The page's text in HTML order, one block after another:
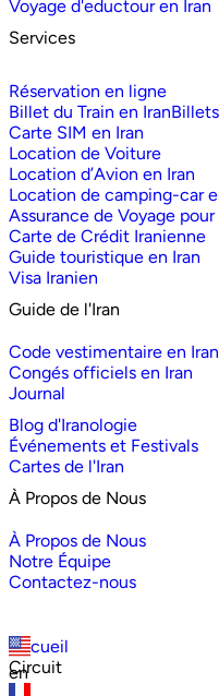
Voyage d'eductour en Iran
Services
Réservation en ligne
Billet du Train en Iran
Carte SIM en Iran
Location de Voiture
Location d’Avion en Iran
Location de camping-car
Assurance de Voyage pour
Carte de Crédit Iranienne
Guide touristique en Iran
Visa Iranien
Guide de l'Iran
Code vestimentaire en Iran
Congés officiels en Iran
Journal
Blog d'Iranologie
Événements et Festivals
Cartes de l'Iran
À Propos de Nous
À Propos de Nous
Notre Équipe
Contactez-nous
Accueil
Circuit
en